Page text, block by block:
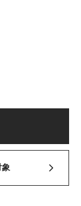
象